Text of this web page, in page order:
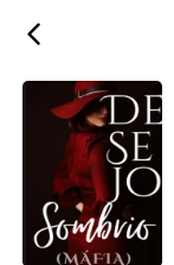
ic_back